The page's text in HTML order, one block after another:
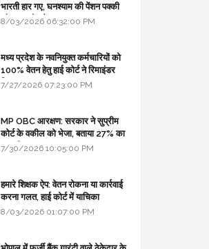
भारती हार गए, घनश्याम की पेंशन पक्की
और आशुतोष बैक टू...
8/03/2026 06:32:00 PM
मध्य प्रदेश के नवनियुक्त कर्मचारियों को
100% वेतन हेतु हाई कोर्ट ने रिमाइंडर
लिखा
7/27/2026 07:23:00 PM
MP OBC आरक्षण: सरकार ने सुप्रीम
कोर्ट के वकील को भेजा, बताया 27% का
कानूनी आधार
7/30/2026 10:05:00 PM
हमारे शिक्षक ऐप: वेतन रोकना या कार्रवाई
करना गलत, हाई कोर्ट में याचिका
8/03/2026 01:07:00 PM